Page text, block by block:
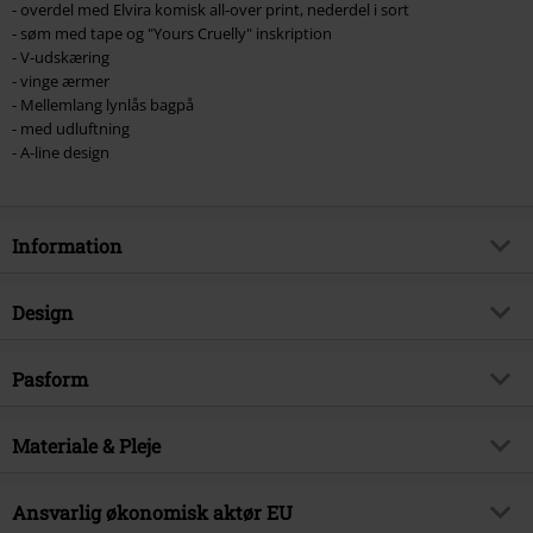
- overdel med Elvira komisk all-over print, nederdel i sort
- søm med tape og "Yours Cruelly" inskription
- V-udskæring
- vinge ærmer
- Mellemlang lynlås bagpå
- med udluftning
- A-line design
Information
Artikelnr.
Brand
Produktemne
Køn
Damer
Design
Produkttype
Mønster
Trykstil
Trykt
Pasform
Specielle egenskaber Pasform
Materiale & Pleje
Ydermateriale
100% Polyester
Ansvarlig økonomisk aktør EU